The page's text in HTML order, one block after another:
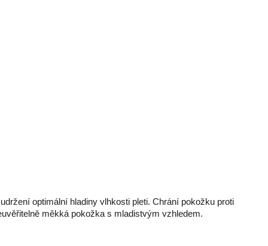
optimální hladiny vlhkosti pleti. Chrání pokožku proti
měkká pokožka s mladistvým vzhledem.